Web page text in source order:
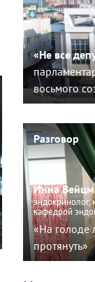
«Не все
восьмого
Разговор
Инна
эндокринолог,
кафедрой
«На голоде
протянуть»